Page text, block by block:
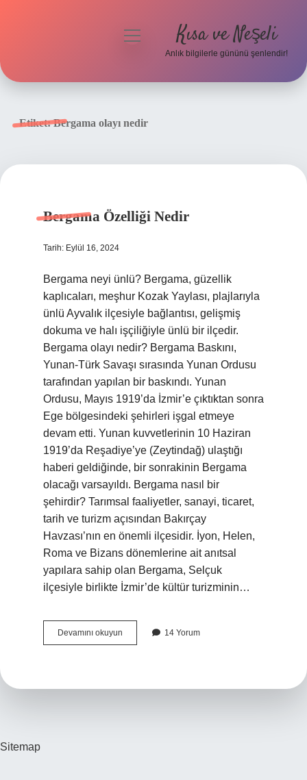
menüyü
Kısa ve Neşeli
Anlık bilgilerle gününü şenlendir!
Etiket:Bergama olayı nedir
Bergama Özelliği Nedir
Tarih: Eylül 16, 2024
Bergama neyi ünlü? Bergama, güzellik
kaplıcaları, meşhur Kozak Yaylası, plajlarıyla
ünlü Ayvalık ilçesiyle bağlantısı, gelişmiş
dokuma ve halı işçiliğiyle ünlü bir ilçedir.
Bergama olayı nedir? Bergama Baskını,
Yunan-Türk Savaşı sırasında Yunan Ordusu
tarafından yapılan bir baskındı. Yunan
Ordusu, Mayıs 1919’da İzmir’e çıktıktan sonra
Ege bölgesindeki şehirleri işgal etmeye
devam etti. Yunan kuvvetlerinin 10 Haziran
1919’da Reşadiye’ye (Zeytindağ) ulaştığı
haberi geldiğinde, bir sonrakinin Bergama
olacağı varsayıldı. Bergama nasıl bir
şehirdir? Tarımsal faaliyetler, sanayi, ticaret,
tarih ve turizm açısından Bakırçay
Havzası’nın en önemli ilçesidir. İyon, Helen,
Roma ve Bizans dönemlerine ait anıtsal
yapılara sahip olan Bergama, Selçuk
ilçesiyle birlikte İzmir’de kültür turizminin…
Devamını okuyun Bergama
Özelliği
14 Yorum
Sitemap